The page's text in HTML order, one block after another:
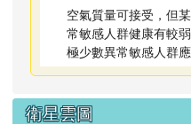
空氣質量可接受，但
常敏感人群健康有較
極少數異常敏感人群
衛星雲圖